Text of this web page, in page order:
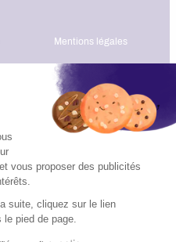
Mentions légales
Contact